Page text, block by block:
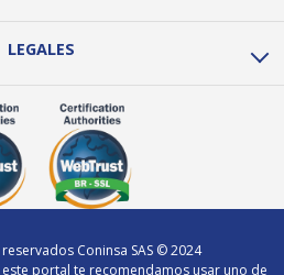
LEGALES
Coninsa SAS © 2024
portal te recomendamos usar uno de